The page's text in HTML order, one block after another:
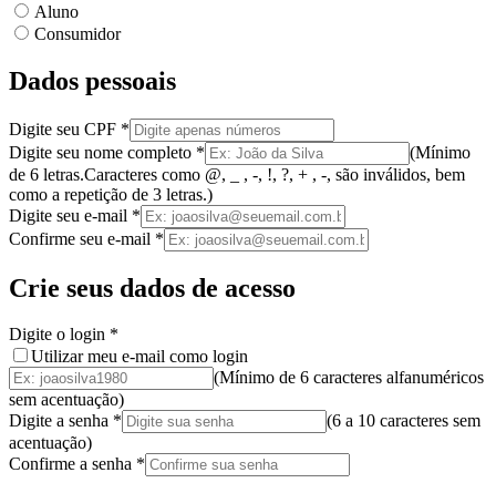
Aluno
Consumidor
Dados pessoais
Digite seu CPF *
Digite seu nome completo * (Mínimo
de 6 letras.Caracteres como @, _ , -, !, ?, + , -, são inválidos, bem
como a repetição de 3 letras.)
Digite seu e-mail *
Confirme seu e-mail *
Crie seus dados de acesso
Digite o login *
Utilizar meu e-mail como login
(Mínimo de 6 caracteres alfanuméricos
sem acentuação)
Digite a senha * (6 a 10 caracteres sem
acentuação)
Confirme a senha *